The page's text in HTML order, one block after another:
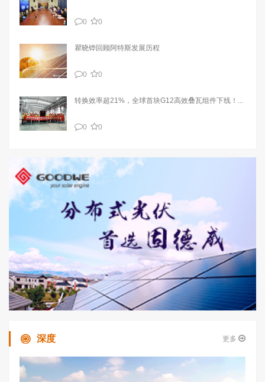
0 0
瞿晓铧回顾阿特斯发展历程
0 0
转换效率超21%，全球首块G12高效叠瓦组件下线！...
0 0
深度 更多